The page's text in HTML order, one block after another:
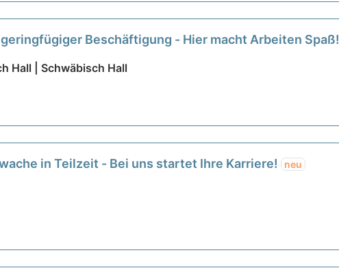
Beschäftigung - Hier macht Arbeiten Spaß!
Hall | Schwäbisch Hall
in Teilzeit - Bei uns startet Ihre Karriere! neu